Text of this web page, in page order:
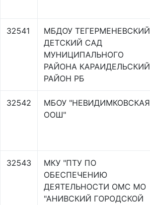
32541
МБДОУ ТЕГЕРМЕНЕВСКИЙ
ДЕТСКИЙ САД
МУНИЦИПАЛЬНОГО
РАЙОНА КАРАИДЕЛЬСКИЙ
РАЙОН РБ
32542
МБОУ "НЕВИДИМКОВСКАЯ
ООШ"
32543
МКУ "ПТУ ПО
ОБЕСПЕЧЕНИЮ
ДЕЯТЕЛЬНОСТИ ОМС МО
"АНИВСКИЙ ГОРОДСКОЙ